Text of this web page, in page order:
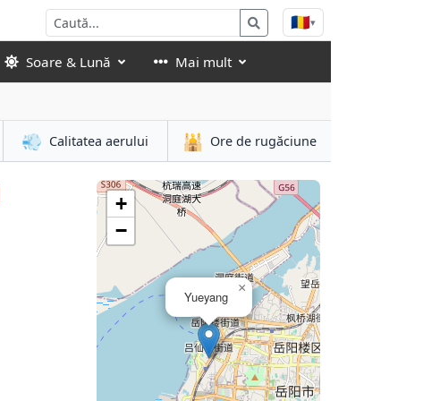
🇷🇴▾
Soare & Lună Mai mult
💨 Calitatea aerului 🕌 Ore de rugăciune
Yueyang
×
+
−